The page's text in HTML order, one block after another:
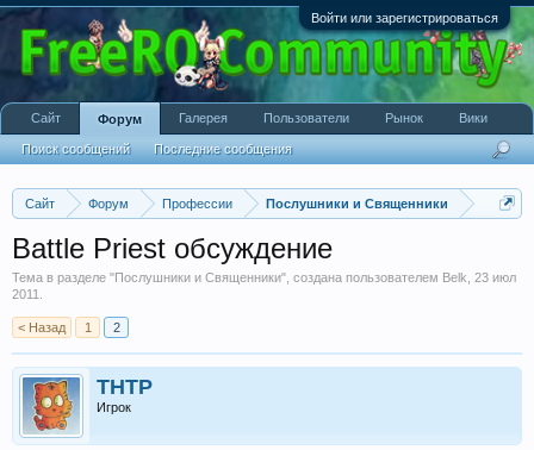
Войти или зарегистрироваться
Сайт Форум Профессии Послушники и Священники
Battle Priest обсуждение
Тема в разделе "Послушники и Священники", создана пользователем Belk 23 июл
2011
< Назад 1 2
THTP
Игрок
Сайт Форум
Поиск сообщений Последние сообщения
Галерея Пользователи Рынок Вики